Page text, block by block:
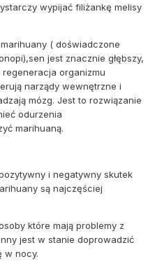
wypijać filiżankę melisy
( doświadczone
jest znacznie głębszy,
organizmu
narządy wewnętrzne i
mózg. Jest to rozwiązanie
odurzenia
marihuaną.
i negatywny skutek
są najczęściej
które mają problemy z
jest w stanie doprowadzić
w nocy.